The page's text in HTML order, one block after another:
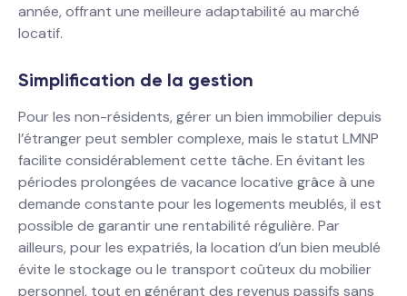
année, offrant une meilleure adaptabilité au marché
locatif.
Simplification de la gestion
Pour les non-résidents, gérer un bien immobilier depuis
l’étranger peut sembler complexe, mais le statut LMNP
facilite considérablement cette tâche. En évitant les
périodes prolongées de vacance locative grâce à une
demande constante pour les logements meublés, il est
possible de garantir une rentabilité régulière. Par
ailleurs, pour les expatriés, la location d’un bien meublé
évite le stockage ou le transport coûteux du mobilier
personnel, tout en générant des revenus passifs sans